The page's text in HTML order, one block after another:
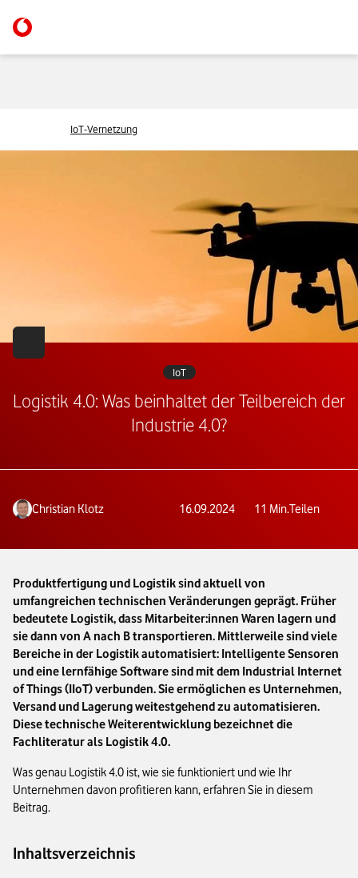
IoT-Vernetzung
IoT
Logistik 4.0: Was beinhaltet der Teilbereich der
Industrie 4.0?
Christian Klotz 16.09.2024 11 Min.Teilen
Produktfertigung und Logistik sind aktuell von
umfangreichen technischen Veränderungen geprägt. Früher
bedeutete Logistik, dass Mitarbeiter:innen Waren lagern und
sie dann von A nach B transportieren. Mittlerweile sind viele
Bereiche in der Logistik automatisiert: Intelligente Sensoren
und eine lernfähige Software sind mit dem Industrial Internet
of Things (IIoT) verbunden. Sie ermöglichen es Unternehmen,
Versand und Lagerung weitestgehend zu automatisieren.
Diese technische Weiterentwicklung bezeichnet die
Fachliteratur als Logistik 4.0.
Was genau Logistik 4.0 ist, wie sie funktioniert und wie Ihr
Unternehmen davon profitieren kann, erfahren Sie in diesem
Beitrag.
Inhaltsverzeichnis